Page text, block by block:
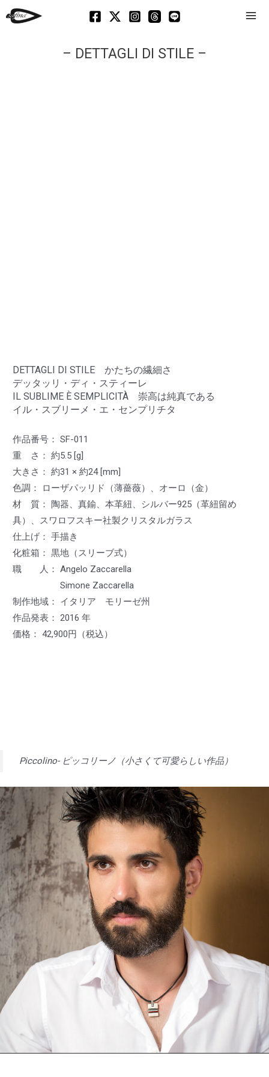
– DETTAGLI DI STILE –
DETTAGLI DI STILE かたちの繊細さ
デッタッリ・ディ・スティーレ
IL SUBLIME È SEMPLICITÀ 崇高は純真である
イル・スブリーメ・エ・センプリチタ
作品番号： SF-011
重 さ： 約5.5 [g]
大きさ： 約31 × 約24 [mm]
色調： ローザパッリド（薄薔薇）、オーロ（金）
材 質： 陶器、真鍮、本革紐、シルバー925（革紐留め
具）、スワロフスキー社製クリスタルガラス
仕上げ： 手描き
化粧箱： 黒地（スリーブ式）
職 人： Angelo Zaccarella
Simone Zaccarella
制作地域： イタリア モリーゼ州
作品発表： 2016 年
価格： 42,900円（税込）
Piccolino- ピッコリーノ（小さくて可愛らしい作品）